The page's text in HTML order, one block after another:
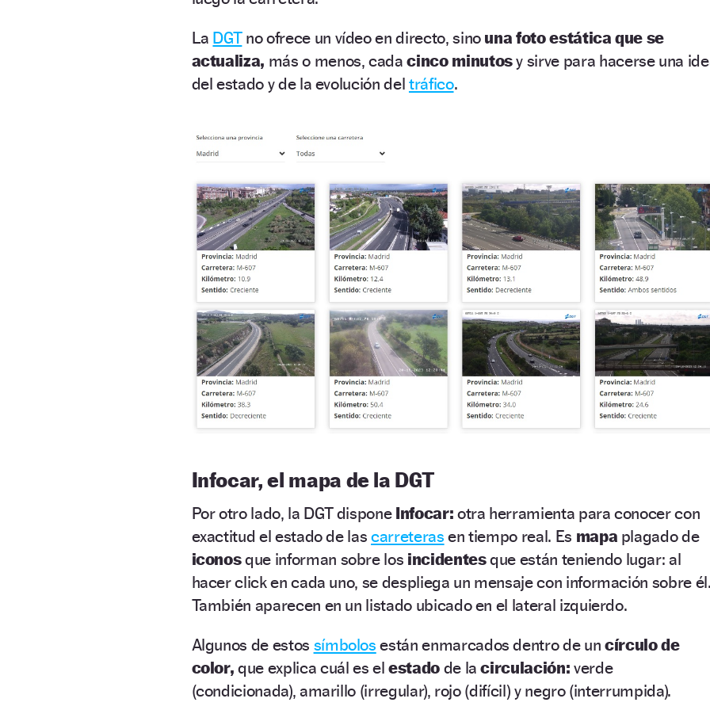
La DGTno ofrece un vídeo en directo, sino una foto estática que se
actualiza, más o menos, cadacinco minutosy sirve para hacerse una
del estado y de la evolución del tráfico.
Infocar, el mapa de la DGT
Por otro lado, la DGT dispone Infocar: otra herramienta para conocer con
exactitud el estado de lascarreteras en tiempo real. Es mapa plagado de
iconosque informan sobre los incidentesque están teniendo lugar: al
hacer click en cada uno, se despliega un mensaje con información sobre
También aparecen en un listado ubicado en el lateral izquierdo.
Algunos de estos símbolos están enmarcados dentro de un círculo de
color,que explica cuál es elestado de la circulación: verde
(condicionada), amarillo (irregular), rojo (difícil) y negro (interrumpida).